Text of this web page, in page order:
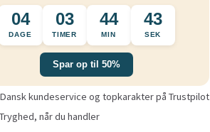
04
DAGE
03
TIMER
44
MIN
42
SEK
Spar op til 50%
Dansk kundeservice og topkarakter på Trustpilot
Tryghed, når du handler